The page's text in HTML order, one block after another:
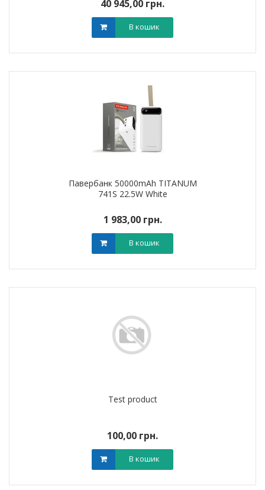
40 945,00 грн.
В кошик
Павербанк 50000mAh TITANUM
741S 22.5W White
1 983,00 грн.
В кошик
Test product
100,00 грн.
В кошик